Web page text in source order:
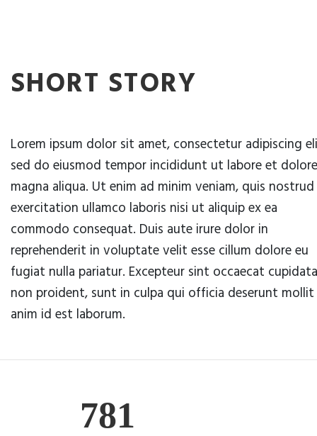
SHORT STORY
Lorem ipsum dolor sit amet, consectetur adipiscing
sed do eiusmod tempor incididunt ut labore et dolore
magna aliqua. Ut enim ad minim veniam, quis nostrud
exercitation ullamco laboris nisi ut aliquip ex ea
commodo consequat. Duis aute irure dolor in
reprehenderit in voluptate velit esse cillum dolore eu
fugiat nulla pariatur. Excepteur sint occaecat
non proident, sunt in culpa qui officia deserunt mollit
anim id est laborum.
781